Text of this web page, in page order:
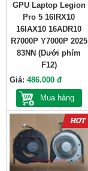
GPU Laptop Legion
Pro 5 16IRX10
16IAX10 16ADR10
R7000P Y7000P 2025
83NN (Dưới phím
F12)
Giá: 486.000 đ
Mua hàng